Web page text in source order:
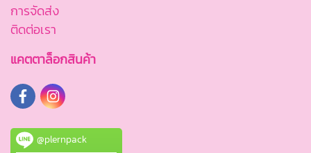
การจัดส่ง
ติดต่อเรา
แคตตาล็อกสินค้า
@plernpack